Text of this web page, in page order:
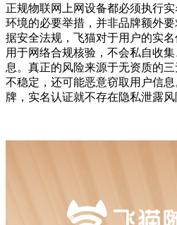
正规物联网上网设备都必须执行
环境的必要举措，并非品牌额外
据安全法规，飞猫对于用户的实
用于网络合规核验，不会私自收
息。真正的风险来源于无资质的
不稳定，还可能恶意窃取用户信
牌，实名认证就不存在隐私泄露风